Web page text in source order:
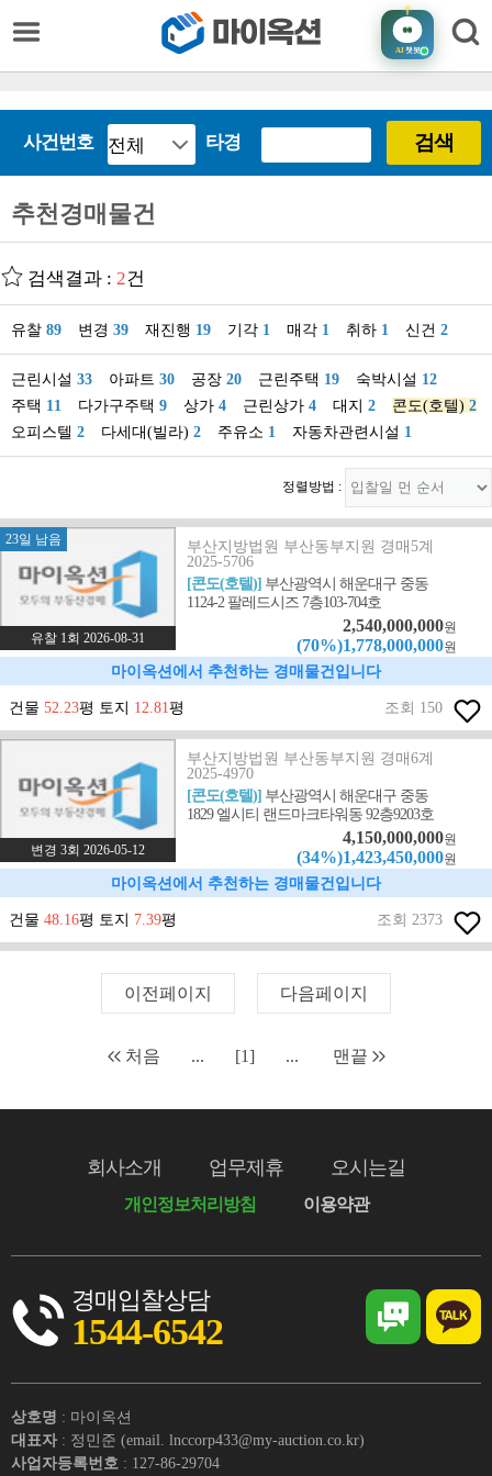
AI챗봇
사건번호 타경 검색
추천경매물건
검색결과 : 2건
유찰 89 변경 39 재진행 19 기각 1 매각 1 취하 1 신건 2
근린시설 33 아파트 30 공장 20 근린주택 19 숙박시설 12
주택 11 다가구주택 9 상가 4 근린상가 4 대지 2 콘도(호텔) 2
오피스텔 2 다세대(빌라) 2 주유소 1 자동차관련시설 1
정렬방법 :
23일 남음
유찰 1회 2026-08-31
부산지방법원 부산동부지원 경매5계
2025-5706
[콘도(호텔)] 부산광역시 해운대구 중동
1124-2 팔레드시즈 7층103-704호
2,540,000,000원
(70%)1,778,000,000원
마이옥션에서 추천하는 경매물건입니다
건물 52.23평 토지 12.81평 조회 150
변경 3회 2026-05-12
부산지방법원 부산동부지원 경매6계
2025-4970
[콘도(호텔)] 부산광역시 해운대구 중동
1829 엘시티 랜드마크타워동 92층9203호
4,150,000,000원
(34%)1,423,450,000원
마이옥션에서 추천하는 경매물건입니다
건물 48.16평 토지 7.39평 조회 2373
이전페이지 다음페이지
처음 ... [1] ... 맨끝
회사소개 업무제휴 오시는길
개인정보처리방침 이용약관
경매입찰상담
1544-6542
상호명 : 마이옥션
대표자 : 정민준 (email. lnccorp433@my-auction.co.kr)
사업자등록번호 : 127-86-29704